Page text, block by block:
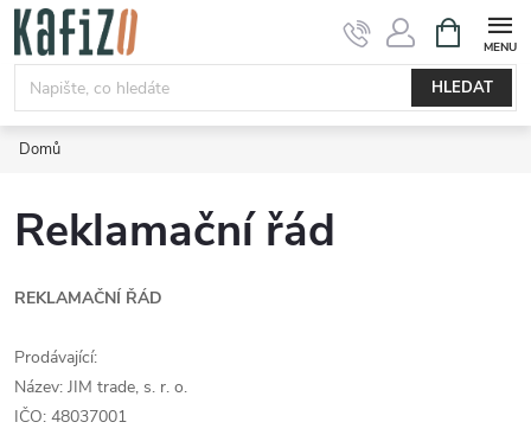
Přejít
obsah
HLEDAT
NÁKUPNÍ
KOŠÍK
Domů
Reklamační řád
REKLAMAČNÍ ŘÁD
Prodávající:
Název: JIM trade, s. r. o.
IČO: 48037001